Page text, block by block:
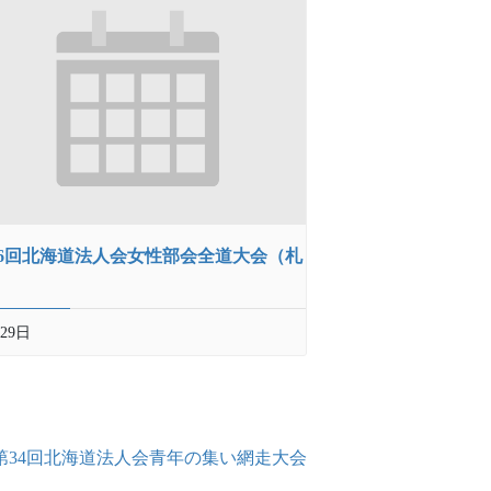
回北海道法人会女性部会全道大会（札
日
34回北海道法人会青年の集い網走大会